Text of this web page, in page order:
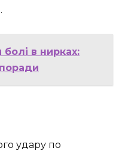
в нирках:
удару по